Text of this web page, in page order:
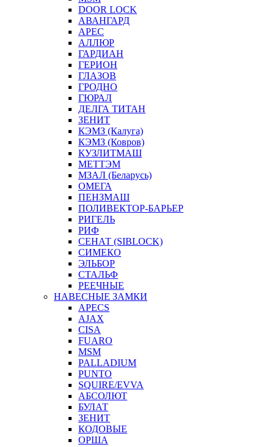
DOOR LOCK
АВАНГАРД
АРЕС
АЛЛЮР
ГАРДИАН
ГЕРИОН
ГЛАЗОВ
ГРОДНО
ГЮРАЛ
ДЕЛГА ТИТАН
ЗЕНИТ
КЭМЗ (Калуга)
КЭМЗ (Ковров)
КУЗЛИТМАШ
МЕТТЭМ
МЗАЛ (Беларусь)
ОМЕГА
ПЕНЗМАШ
ПОЛИВЕКТОР-БАРЬЕР
РИГЕЛЬ
РИФ
СЕНАТ (SIBLOCK)
СИМЕКО
ЭЛЬБОР
СТАЛЬФ
РЕЕЧНЫЕ
НАВЕСНЫЕ ЗАМКИ
APECS
AJAX
CISA
FUARO
MSM
PALLADIUM
PUNTO
SQUIRE/EVVA
АБСОЛЮТ
БУЛАТ
ЗЕНИТ
КОДОВЫЕ
ОРША